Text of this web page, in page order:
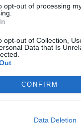
opt-out of processing
opt-out of Collection,
Data that Is
CONFIRM
Data Deletion
τα ίχνη
θα
με